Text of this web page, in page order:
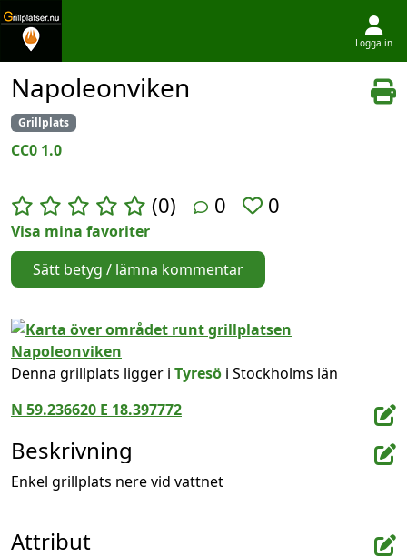
Logga in
Napoleonviken
Grillplats
CC0 1.0
(0) 0 0
Visa mina favoriter
Sätt betyg / lämna kommentar
Denna grillplats ligger i Tyresö i Stockholms län
N 59.236620 E 18.397772
Beskrivning
Enkel grillplats nere vid vattnet
Attribut